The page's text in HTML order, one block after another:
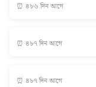
⏰ ৪৮৬ দিন আগে
⏰ ৪৮৭ দিন আগে
⏰ ৪৮৭ দিন আগে